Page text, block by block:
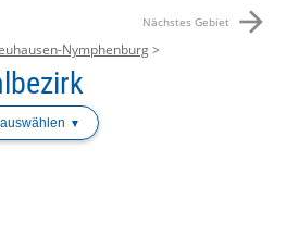
Nächstes Gebiet arrow_forward
Nymphenburg